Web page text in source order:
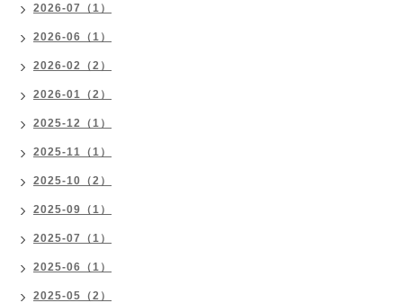
2026-07（1）
2026-06（1）
2026-02（2）
2026-01（2）
2025-12（1）
2025-11（1）
2025-10（2）
2025-09（1）
2025-07（1）
2025-06（1）
2025-05（2）